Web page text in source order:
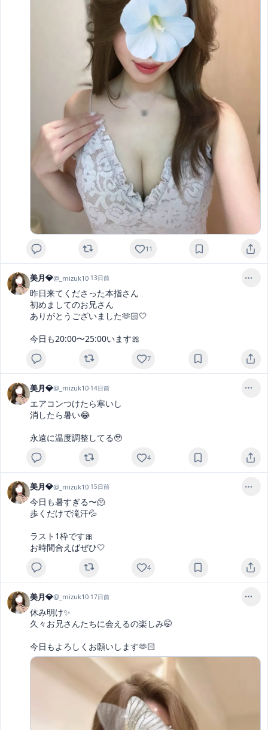
11
美月💎@_mizuk10·13日前
昨日来てくださった本指さん
初めましてのお兄さん
ありがとうございました🫶🏻🤍
今日も20:00〜25:00います🎀
7
美月💎@_mizuk10·14日前
エアコンつけたら寒いし
消したら暑い😂
永遠に温度調整してる🥹
4
美月💎@_mizuk10·15日前
今日も暑すぎる〜🫠
歩くだけで滝汗💦
ラスト1枠です🎀
お時間合えばぜひ🤍
4
美月💎@_mizuk10·17日前
休み明け✨
久々お兄さんたちに会えるの楽しみ🤭
今日もよろしくお願いします🫶🏻